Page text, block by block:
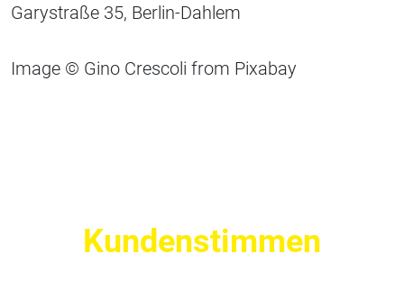
Garystraße 35, Berlin-Dahlem
Image © Gino Crescoli from Pixabay
Kundenstimmen